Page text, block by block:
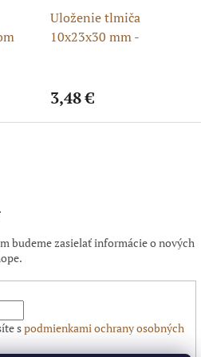
Uloženie tlmiča
10x23x30 mm -
3,48 €
budeme zasielať informácie o nových
spodmienkami ochrany osobných